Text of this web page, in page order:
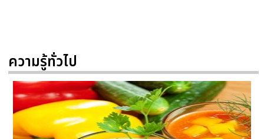
ความรู้ทั่วไป